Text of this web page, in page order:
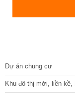
Dự án chung cư
Khu đô thị mới, liền kề,